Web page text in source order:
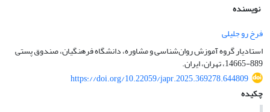
نویسنده
فرخ رو جلیلی
استادیار گروه آموزش روان‌شناسی و مشاوره، دانشگاه فرهنگیان، صندوق پستی
889-14665، تهران، ایران.
https://doi.org/10.22059/japr.2025.369278.644809
چکیده